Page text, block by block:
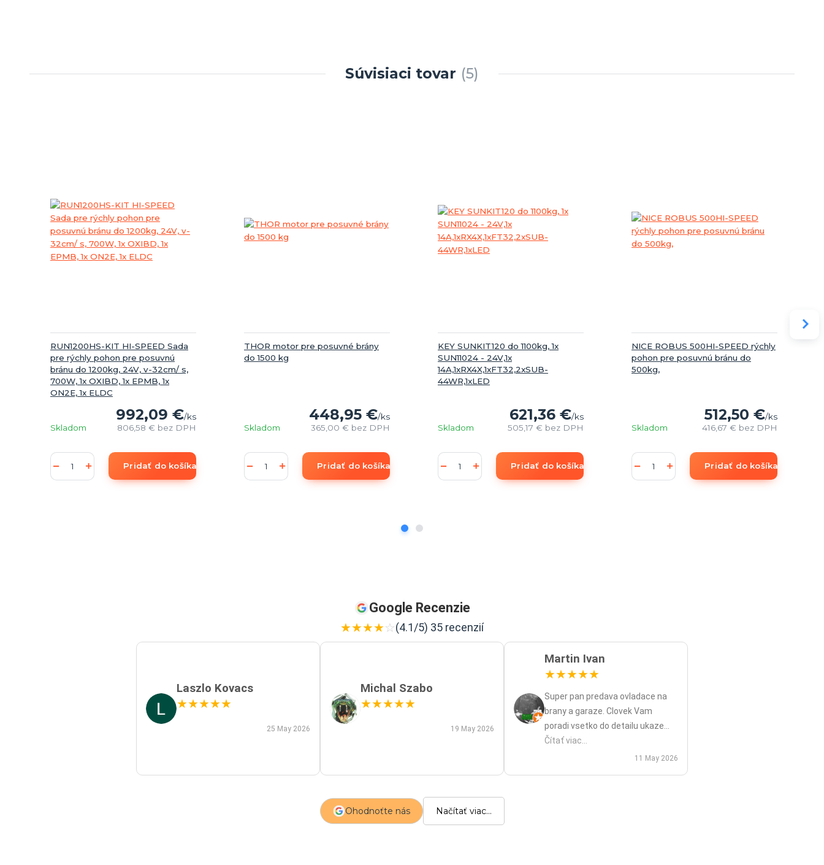
Súvisiaci tovar 5
RUN1200HS-KIT HI-SPEED Sada
pre rýchly pohon pre posuvnú
bránu do 1200kg, 24V, v-32cm/ s,
700W, 1x OXIBD, 1x EPMB, 1x
ON2E, 1x ELDC
992,09 €/ks
806,58 € bez DPH
Skladom
Pridať do košíka
THOR motor pre posuvné brány
do 1500 kg
448,95 €/ks
365,00 € bez DPH
Skladom
Pridať do košíka
KEY SUNKIT120 do 1100kg, 1x
SUN11024 - 24V,1x
14A,1xRX4X,1xFT32,2xSUB-
44WR,1xLED
621,36 €/ks
505,17 € bez DPH
Skladom
Pridať do košíka
NICE ROBUS 500HI-SPEED rýchly
pohon pre posuvnú bránu do
500kg,
512,50 €/ks
416,67 € bez DPH
Skladom
Pridať do košíka
Google Recenzie
★★★★☆(4.1/5) 35 recenzií
Laszlo Kovacs
★★★★★
25 May 2026
Michal Szabo
★★★★★
19 May 2026
Martin Ivan
★★★★★
Super pan predava ovladace na
brany a garaze. Clovek Vam
poradi vsetko do detailu ukaze
popripade nadstavy priamo na
mieste a ked uz nahodou to nejde
Čítať viac...
11 May 2026
Ohodnoťte nás Načítať viac...